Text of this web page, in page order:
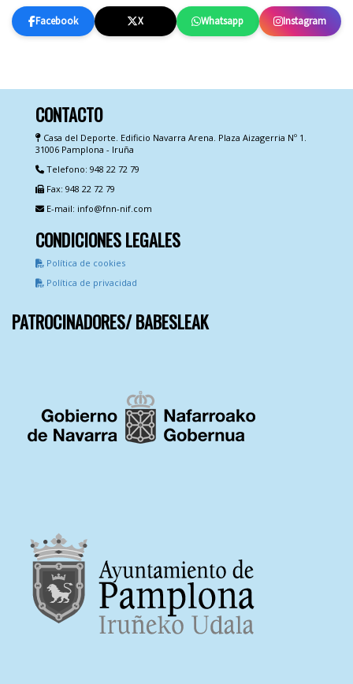
Facebook X Whatsapp Instagram
CONTACTO
Casa del Deporte. Edificio Navarra Arena. Plaza Aizagerria Nº 1.
31006 Pamplona - Iruña
Telefono: 948 22 72 79
Fax: 948 22 72 79
E-mail: info@fnn-nif.com
CONDICIONES LEGALES
Política de cookies
Política de privacidad
PATROCINADORES/ BABESLEAK